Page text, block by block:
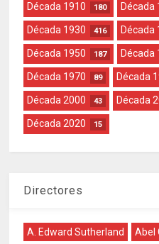
Década 1910 180 Década
Década 1930 416 Década
Década 1950 187 Década
Década 1970 89 Década
Década 2000 43 Década
Década 2020 15
Directores
A. Edward Sutherland Abel